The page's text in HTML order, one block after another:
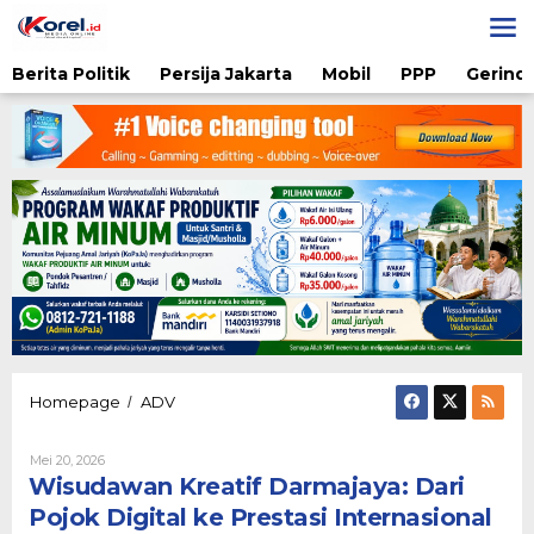
ke
Berita Politik
Persija Jakarta Mobil PPP
Homepage / ADVWisudawan
Pojok
Digital
ke
Mei 20, 2026Oleh
Diqie
Shodiq
Permono
Wisudawan Kreatif Darmajaya: Dari
Pojok Digital ke Prestasi Internasional